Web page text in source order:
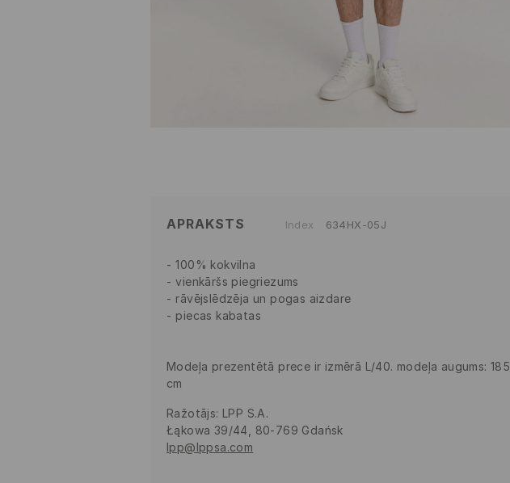
APRAKSTS Index 634HX-05J
100% kokvilna
vienkāršs piegriezums
rāvējslēdzēja un pogas aizdare
piecas kabatas
Modeļa prezentētā prece ir izmērā L/40. modeļa augums: 185
cm
Ražotājs: LPP S.A.
Łąkowa 39/44, 80-769 Gdańsk
lpp@lppsa.com